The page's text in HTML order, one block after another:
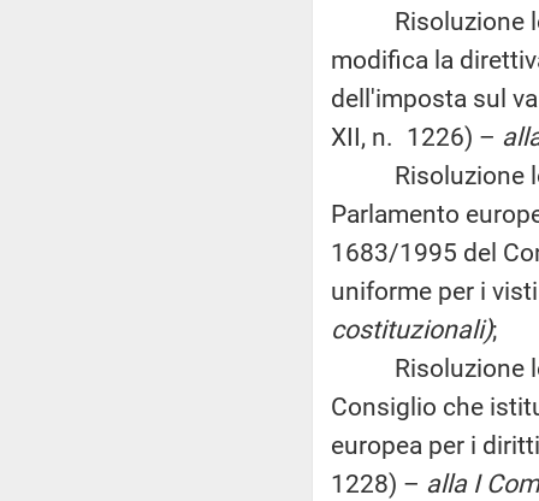
Risoluzione
modifica la
dell'imposta sul
XII, n. 1226) –
Risoluzione
Parlamento
1683/1995 del
uniforme per i
costituzionali);
Risoluzione
Consiglio che
europea per i
1228) – alla I